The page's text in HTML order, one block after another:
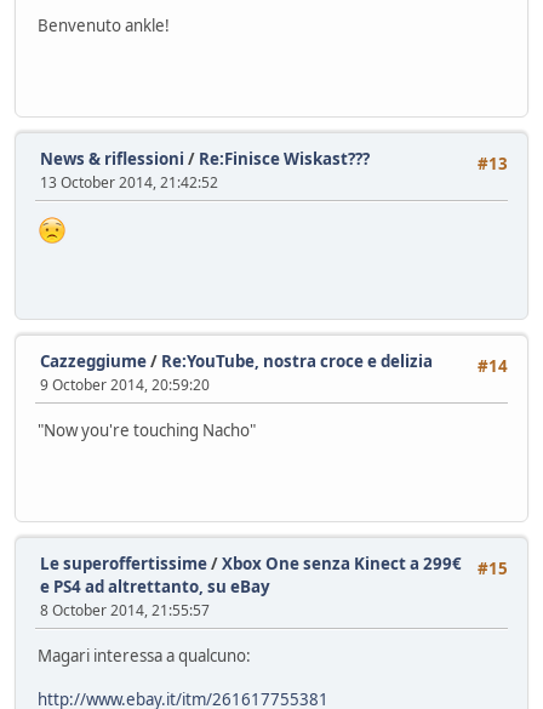
Benvenuto ankle!
#13
News & riflessioni / Re:Finisce Wiskast???
13 October 2014, 21:42:52
#14
Cazzeggiume/ Re:YouTube, nostra croce e delizia
9 October 2014, 20:59:20
"Now you're touching Nacho"
#15
Le superoffertissime/Xbox One senza Kinect a 299€
e PS4 ad altrettanto, su eBay
8 October 2014, 21:55:57
Magari interessa a qualcuno:
http://www.ebay.it/itm/261617755381